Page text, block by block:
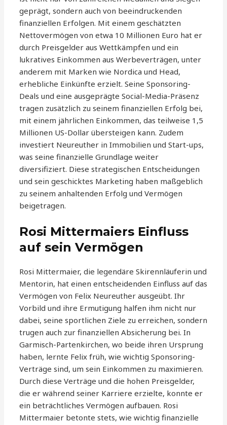
geprägt, sondern auch von beeindruckenden
finanziellen Erfolgen. Mit einem geschätzten
Nettovermögen von etwa 10 Millionen Euro hat er
durch Preisgelder aus Wettkämpfen und ein
lukratives Einkommen aus Werbeverträgen, unter
anderem mit Marken wie Nordica und Head,
erhebliche Einkünfte erzielt. Seine Sponsoring-
Deals und eine ausgeprägte Social-Media-Präsenz
tragen zusätzlich zu seinem finanziellen Erfolg bei,
mit einem jährlichen Einkommen, das teilweise 1,5
Millionen US-Dollar übersteigen kann. Zudem
investiert Neureuther in Immobilien und Start-ups,
was seine finanzielle Grundlage weiter
diversifiziert. Diese strategischen Entscheidungen
und sein geschicktes Marketing haben maßgeblich
zu seinem anhaltenden Erfolg und Vermögen
beigetragen.
Rosi Mittermaiers Einfluss
auf sein Vermögen
Rosi Mittermaier, die legendäre Skirennläuferin und
Mentorin, hat einen entscheidenden Einfluss auf das
Vermögen von Felix Neureuther ausgeübt. Ihr
Vorbild und ihre Ermutigung halfen ihm nicht nur
dabei, seine sportlichen Ziele zu erreichen, sondern
trugen auch zur finanziellen Absicherung bei. In
Garmisch-Partenkirchen, wo beide ihren Ursprung
haben, lernte Felix früh, wie wichtig Sponsoring-
Verträge sind, um sein Einkommen zu maximieren.
Durch diese Verträge und die hohen Preisgelder,
die er während seiner Karriere erzielte, konnte er
ein beträchtliches Vermögen aufbauen. Rosi
Mittermaier betonte stets, wie wichtig finanzielle